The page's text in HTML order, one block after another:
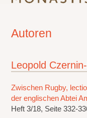
Autoren
Leopold
Zwischen Rugby,
der englischen Abtei
Heft 3/18, Seite 332-